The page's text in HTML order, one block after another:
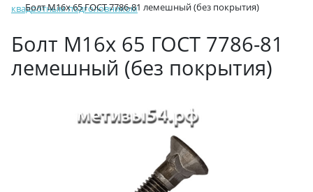
квадротным подголовником
Болт М16х 65 ГОСТ 7786-81 лемешный (без покрытия)
Болт М16х 65 ГОСТ 7786-81
лемешный (без покрытия)